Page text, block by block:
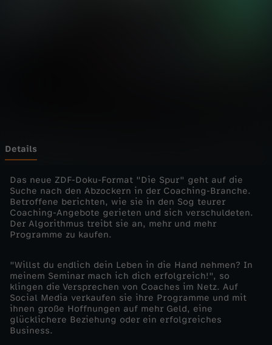
i
n
z
e
l
d
o
Details
Das neue ZDF-Doku-Format "Die Spur" geht auf die
Suche nach den Abzockern in der Coaching-Branche.
Betroffene berichten, wie sie in den Sog teurer
Coaching-Angebote gerieten und sich verschuldeten.
Der Algorithmus treibt sie an, mehr und mehr
Programme zu kaufen.
"Willst du endlich dein Leben in die Hand nehmen? In
meinem Seminar mach ich dich erfolgreich!", so
klingen die Versprechen von Coaches im Netz. Auf
Social Media verkaufen sie ihre Programme und mit
ihnen große Hoffnungen auf mehr Geld, eine
glücklichere Beziehung oder ein erfolgreiches
Business.